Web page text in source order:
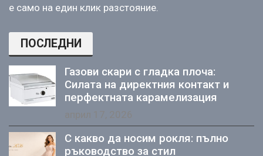
е само на един клик разстояние.
ПОСЛЕДНИ
Газови скари с гладка плоча:
Силата на директния контакт и
перфектната карамелизация
април 17, 2026
С какво да носим рокля: пълно
ръководство за стил